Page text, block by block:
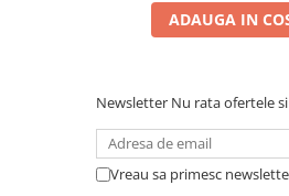
ADAUGA IN
Newsletter Nu rata ofertele
Vreau sa primesc